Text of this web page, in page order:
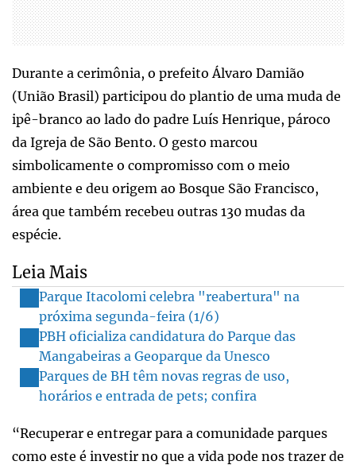
Durante a cerimônia, o prefeito Álvaro Damião
(União Brasil) participou do plantio de uma muda de
ipê-branco ao lado do padre Luís Henrique, pároco
da Igreja de São Bento. O gesto marcou
simbolicamente o compromisso com o meio
ambiente e deu origem ao Bosque São Francisco,
área que também recebeu outras 130 mudas da
espécie.
Leia Mais
Parque Itacolomi celebra "reabertura" na
próxima segunda-feira (1/6)
PBH oficializa candidatura do Parque das
Mangabeiras a Geoparque da Unesco
Parques de BH têm novas regras de uso,
horários e entrada de pets; confira
“Recuperar e entregar para a comunidade parques
como este é investir no que a vida pode nos trazer de